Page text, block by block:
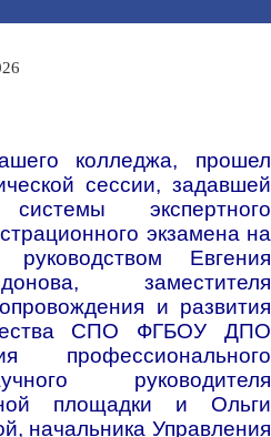
колледжа, прошел
сессии, задавшей
экспертного
экзамена на
Евгения
заместителя
и развития
СПО ФГБОУ ДПО
профессионального
руководителя
площадки и Ольги
начальника Управления